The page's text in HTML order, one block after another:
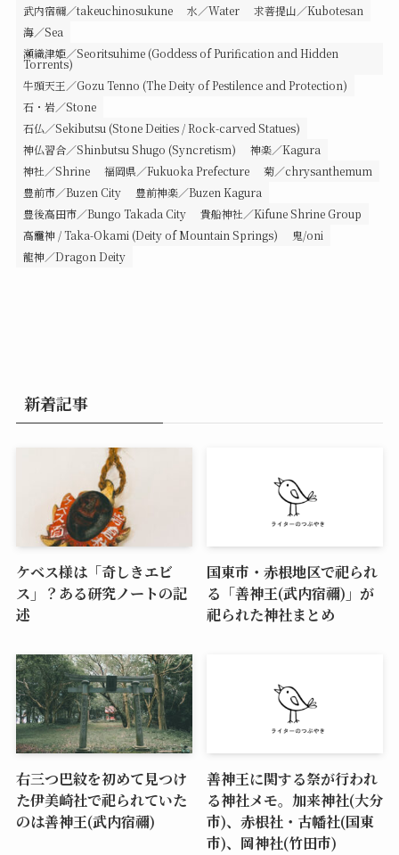
武内宿禰／takeuchinosukune
水／Water
求菩提山／Kubotesan
海／Sea
瀬織津姫／Seoritsuhime (Goddess of Purification and Hidden
Torrents)
牛頭天王／Gozu Tenno (The Deity of Pestilence and Protection)
石・岩／Stone
石仏／Sekibutsu (Stone Deities / Rock-carved Statues)
神仏習合／Shinbutsu Shugo (Syncretism)
神楽／Kagura
神社／Shrine
福岡県／Fukuoka Prefecture
菊／chrysanthemum
豊前市／Buzen City
豊前神楽／Buzen Kagura
豊後高田市／Bungo Takada City
貴船神社／Kifune Shrine Group
高龗神 / Taka-Okami (Deity of Mountain Springs)
鬼/oni
龍神／Dragon Deity
新着記事
ケベス様は「奇しきエビ
ス」？ある研究ノートの記
述
国東市・赤根地区で祀られ
る「善神王(武内宿禰)」が
祀られた神社まとめ
右三つ巴紋を初めて見つけ
た伊美崎社で祀られていた
のは善神王(武内宿禰)
善神王に関する祭が行われ
る神社メモ。加来神社(大分
市)、赤根社・古幡社(国東
市)、岡神社(竹田市)